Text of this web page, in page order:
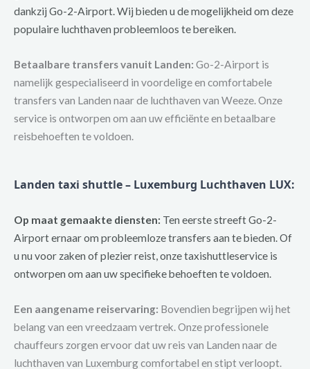
dankzij Go-2-Airport. Wij bieden u de mogelijkheid om deze
populaire luchthaven probleemloos te bereiken.
Betaalbare transfers vanuit Landen: Go-2-Airport is
namelijk gespecialiseerd in voordelige en comfortabele
transfers van Landen naar de luchthaven van Weeze. Onze
service is ontworpen om aan uw efficiënte en betaalbare
reisbehoeften te voldoen.
Landen taxi shuttle – Luxemburg Luchthaven LUX:
Op maat gemaakte diensten: Ten eerste streeft Go-2-
Airport ernaar om probleemloze transfers aan te bieden. Of
u nu voor zaken of plezier reist, onze taxishuttleservice is
ontworpen om aan uw specifieke behoeften te voldoen.
Een aangename reiservaring: Bovendien begrijpen wij het
belang van een vreedzaam vertrek. Onze professionele
chauffeurs zorgen ervoor dat uw reis van Landen naar de
luchthaven van Luxemburg comfortabel en stipt verloopt.